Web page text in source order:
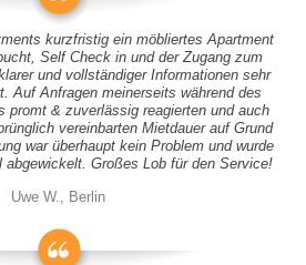
kurzfristig ein möbliertes Apartment
Self Check in und der Zugang zum
und vollständiger Informationen sehr
Auf Anfragen meinerseits während des
promt & zuverlässig reagierten und auch
vereinbarten Mietdauer auf Grund
war überhaupt kein Problem und wurde
abgewickelt. Großes Lob für den Service!
Uwe W., Berlin